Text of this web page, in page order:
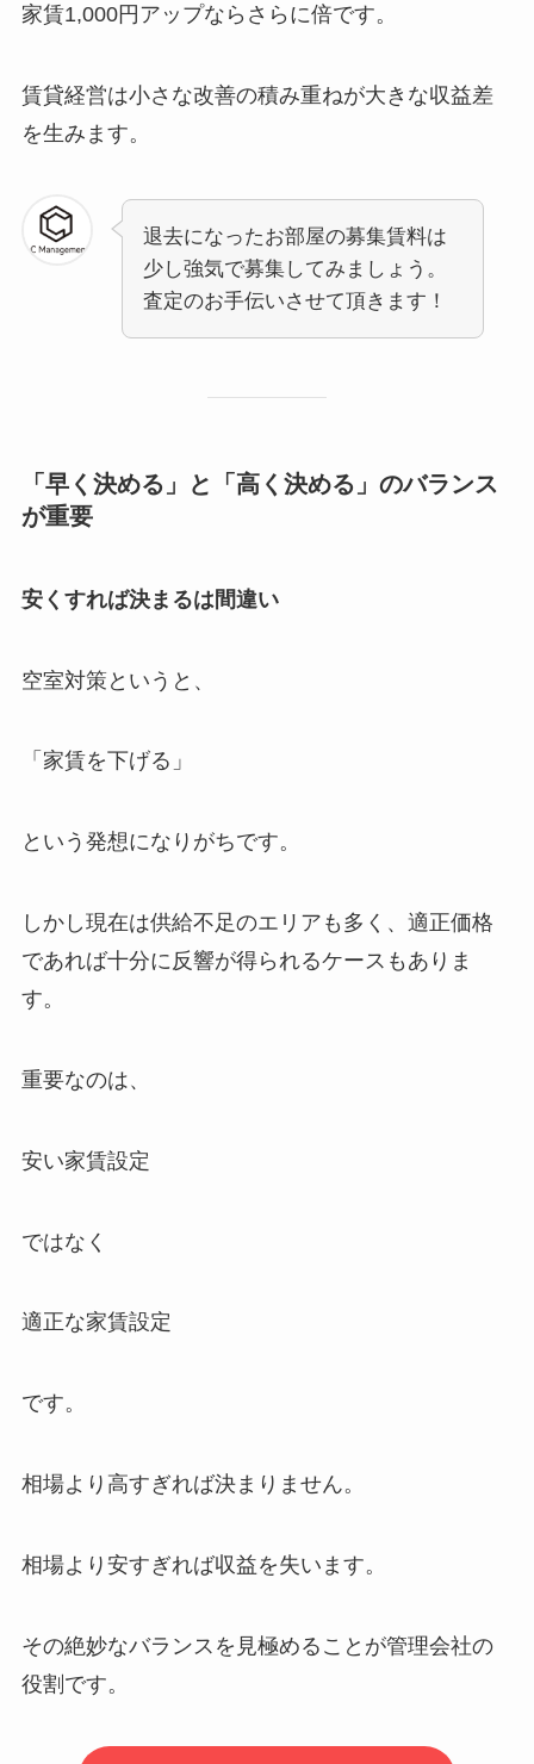
家賃1,000円アップならさらに倍です。
賃貸経営は小さな改善の積み重ねが大きな収益差
を生みます。
退去になったお部屋の募集賃料は
少し強気で募集してみましょう。
査定のお手伝いさせて頂きます！
「早く決める」と「高く決める」のバランス
が重要
安くすれば決まるは間違い
空室対策というと、
「家賃を下げる」
という発想になりがちです。
しかし現在は供給不足のエリアも多く、適正価格
であれば十分に反響が得られるケースもありま
す。
重要なのは、
安い家賃設定
ではなく
適正な家賃設定
です。
相場より高すぎれば決まりません。
相場より安すぎれば収益を失います。
その絶妙なバランスを見極めることが管理会社の
役割です。